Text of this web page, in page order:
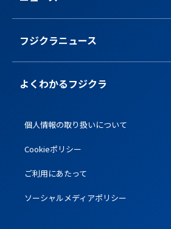
フジクラニュース
よくわかるフジクラ
個人情報の取り扱いについて
Cookieポリシー
ご利用にあたって
ソーシャルメディアポリシー